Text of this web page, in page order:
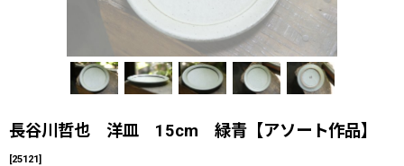
長谷川哲也 洋皿 15cm 緑青【アソート作品】
[25121]